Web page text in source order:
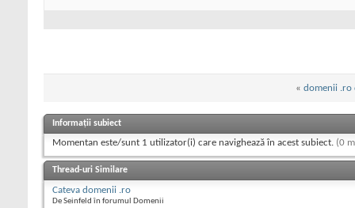
« domenii .ro
Informații subiect
Momentan este/sunt 1 utilizator(i) care navighează în acest subiect. (0
Thread-uri Similare
Cateva domenii .ro
De Seinfeld în forumul Domenii